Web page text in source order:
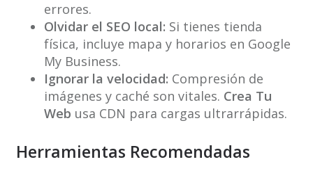
errores.
Olvidar el SEO local: Si tienes tienda
física, incluye mapa y horarios en Google
My Business.
Ignorar la velocidad: Compresión de
imágenes y caché son vitales. Crea Tu
Web usa CDN para cargas ultrarrápidas.
Herramientas Recomendadas